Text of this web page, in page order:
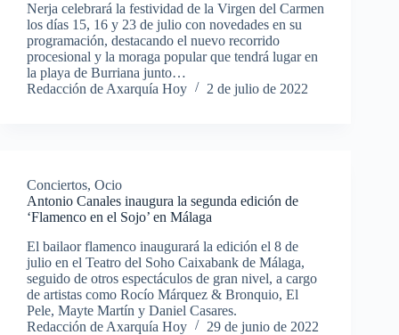
Nerja celebrará la festividad de la Virgen del Carmen
los días 15, 16 y 23 de julio con novedades en su
programación, destacando el nuevo recorrido
procesional y la moraga popular que tendrá lugar en
la playa de Burriana junto…
Redacción de Axarquía Hoy
2 de julio de 2022
Conciertos, Ocio
Antonio Canales inaugura la segunda edición de
‘Flamenco en el Sojo’ en Málaga
El bailaor flamenco inaugurará la edición el 8 de
julio en el Teatro del Soho Caixabank de Málaga,
seguido de otros espectáculos de gran nivel, a cargo
de artistas como Rocío Márquez & Bronquio, El
Pele, Mayte Martín y Daniel Casares.
Redacción de Axarquía Hoy
29 de junio de 2022